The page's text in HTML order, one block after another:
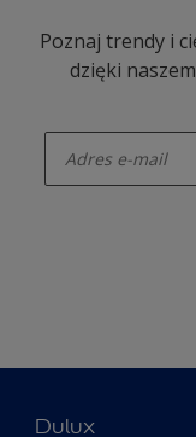
Poznaj trendy i
dzięki
Dulux